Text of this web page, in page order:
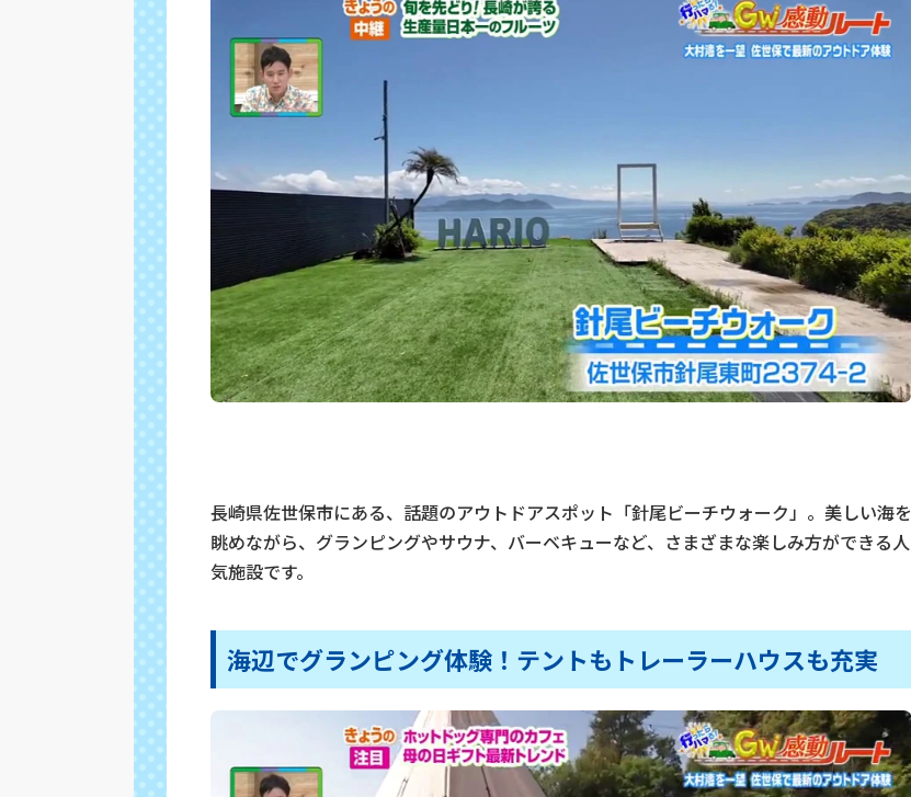
長崎県佐世保市にある、話題のアウトドアスポット「針尾ビーチウォーク」。美しい海を
眺めながら、グランピングやサウナ、バーベキューなど、さまざまな楽しみ方ができる人
気施設です。
海辺でグランピング体験！テントもトレーラーハウスも充実